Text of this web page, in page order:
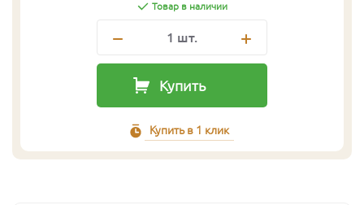
Товар в наличии
1 шт.
Купить
Купить в 1 клик